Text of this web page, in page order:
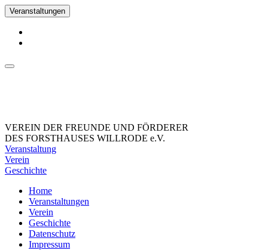
Veranstaltungen
VEREIN DER FREUNDE UND FÖRDERER
DES FORSTHAUSES WILLRODE e.V.
Veranstaltung
Verein
Geschichte
Home
Veranstaltungen
Verein
Geschichte
Datenschutz
Impressum